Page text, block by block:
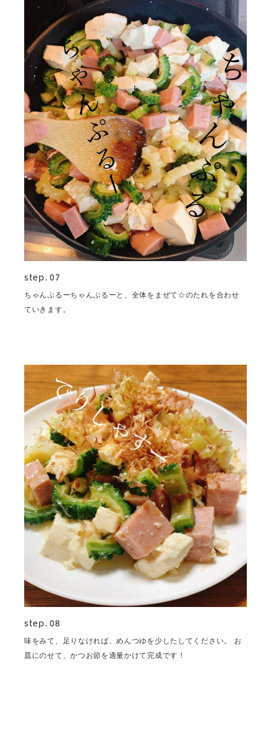
step. 07
ちゃんぷるーちゃんぷるーと、全体をまぜて☆のたれを合わせ
ていきます。
step. 08
味をみて、足りなければ、めんつゆを少したしてください。 お
皿にのせて、かつお節を適量かけて完成です！